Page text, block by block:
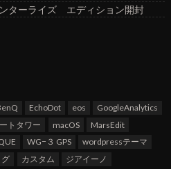
ターライズ エディション開封
EchoDot eos
GoogleAnalytics
トタワー macOS
MarsEdit
WG−３ GPS
wordpressテーマ
カスタム
ジアイーノ